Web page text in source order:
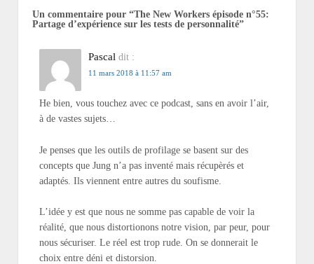
Un commentaire pour “The New Workers épisode n°55:
Partage d’expérience sur les tests de personnalité”
Pascal dit :
11 mars 2018 à 11:57 am
He bien, vous touchez avec ce podcast, sans en avoir l’air,
à de vastes sujets…
Je penses que les outils de profilage se basent sur des
concepts que Jung n’a pas inventé mais récupèrés et
adaptés. Ils viennent entre autres du soufisme.
L’idée y est que nous ne somme pas capable de voir la
réalité, que nous distortionons notre vision, par peur, pour
nous sécuriser. Le réel est trop rude. On se donnerait le
choix entre déni et distorsion.